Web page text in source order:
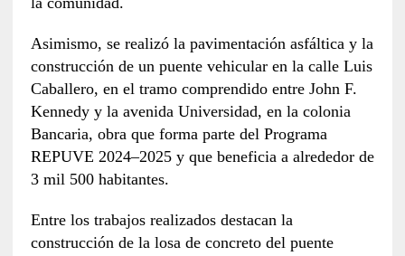
Asimismo, se realizó la pavimentación asfáltica y la
construcción de un puente vehicular en la calle Luis
Caballero, en el tramo comprendido entre John F.
Kennedy y la avenida Universidad, en la colonia
Bancaria, obra que forma parte del Programa
REPUVE 2024–2025 y que beneficia a alrededor de
3 mil 500 habitantes.
Entre los trabajos realizados destacan la
construcción de la losa de concreto del puente